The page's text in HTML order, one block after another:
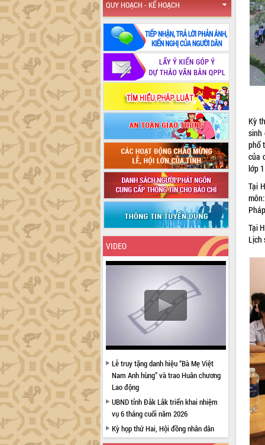
QUY HOẠCH - KẾ HOẠCH
VIDEO
Lễ truy tặng danh hiệu “Bà Mẹ Việt
Nam Anh hùng” và trao Huân chương
Lao động
UBND tỉnh Đắk Lắk triển khai nhiệm
vụ 6 tháng cuối năm 2026
Kỳ họp thứ Hai, Hội đồng nhân dân
tỉnh khóa XI quyết nghị nhiều nội dung
Kỳ
sinh
phổ
của
lớp
Tại
Tại
Lịch